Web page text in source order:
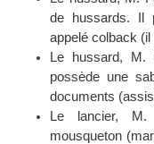
de hussards. Il
appelé colback
Le hussard, M.
possède une
documents
Le lancier, M.
mousqueton